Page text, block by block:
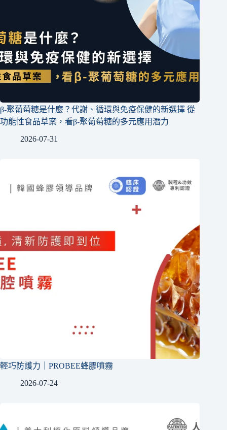
β-聚葡萄糖是什麼？代謝、循環與免疫保健的新選擇 從
功能性食品草案，看β-聚葡萄糖的多元應用潛力
2026-07-31
輕巧防護力｜PROBEE蜂膠噴霧
2026-07-24